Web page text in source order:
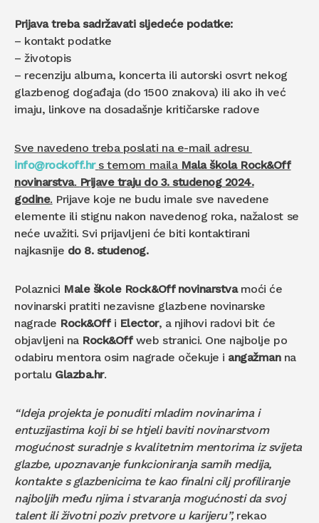
Prijava treba sadržavati sljedeće podatke:
– kontakt podatke
– životopis
– recenziju albuma, koncerta ili autorski osvrt nekog
glazbenog događaja (do 1500 znakova) ili ako ih već
imaju, linkove na dosadašnje kritičarske radove
Sve navedeno treba poslati na e-mail adresu
info@rockoff.hr s temom maila Mala škola Rock&Off
novinarstva. Prijave traju do 3. studenog 2024.
godine. Prijave koje ne budu imale sve navedene
elemente ili stignu nakon navedenog roka, nažalost se
neće uvažiti. Svi prijavljeni će biti kontaktirani
najkasnije do 8. studenog.
Polaznici Male škole Rock&Off novinarstvamoći će
novinarski pratiti nezavisne glazbene novinarske
nagrade Rock&Offi Elector, a njihovi radovi bit će
objavljeni na Rock&Offweb stranici. One najbolje po
odabiru mentora osim nagrade očekuje i angažmanna
portalu Glazba.hr.
“Ideja projekta je ponuditi mladim novinarima i
entuzijastima koji bi se htjeli baviti novinarstvom
mogućnost suradnje s kvalitetnim mentorima iz svijeta
glazbe, upoznavanje funkcioniranja samih medija,
kontakte s glazbenicima te kao finalni cilj profiliranje
najboljih među njima i stvaranja mogućnosti da svoj
talent ili životni poziv pretvore u karijeru”,rekao